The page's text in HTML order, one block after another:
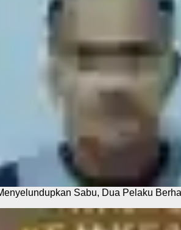
Sabu, Dua Pelaku